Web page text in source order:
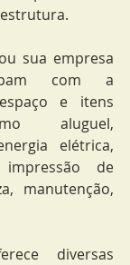
sua empresa
com a
e itens
aluguel,
elétrica,
de
manutenção,
diversas